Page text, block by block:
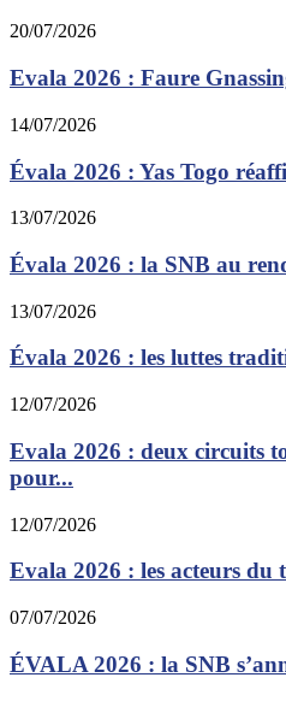
20/07/2026
Evala 2026 : Faure
14/07/2026
Évala 2026 : Yas Togo
13/07/2026
Évala 2026 : la SNB au
13/07/2026
Évala 2026 : les luttes
12/07/2026
Evala 2026 : deux circuits
pour...
12/07/2026
Evala 2026 : les acteurs du
07/07/2026
ÉVALA 2026 : la SNB